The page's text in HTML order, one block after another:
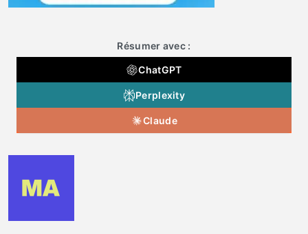
Résumer avec :
ChatGPT
Perplexity
Claude